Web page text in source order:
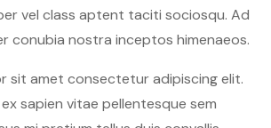
vel class aptent taciti sociosqu. Ad
conubia nostra inceptos himenaeos.
sit amet consectetur adipiscing elit.
sapien vitae pellentesque sem